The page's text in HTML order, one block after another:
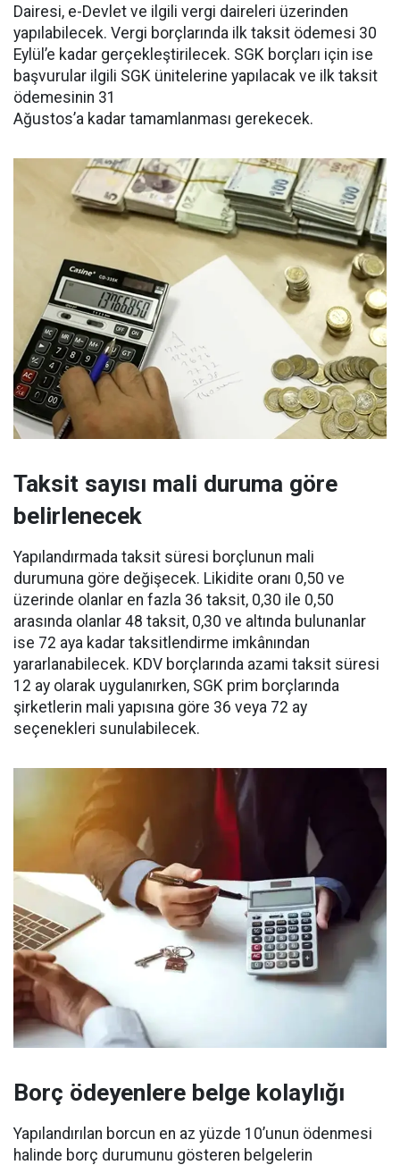
Dairesi, e-Devlet ve ilgili vergi daireleri üzerinden
yapılabilecek. Vergi borçlarında ilk taksit ödemesi 30
Eylül’e kadar gerçekleştirilecek. SGK borçları için ise
başvurular ilgili SGK ünitelerine yapılacak ve ilk taksit
ödemesinin 31
Ağustos’a kadar tamamlanması gerekecek.
Taksit sayısı mali duruma göre
belirlenecek
Yapılandırmada taksit süresi borçlunun mali
durumuna göre değişecek. Likidite oranı 0,50 ve
üzerinde olanlar en fazla 36 taksit, 0,30 ile 0,50
arasında olanlar 48 taksit, 0,30 ve altında bulunanlar
ise 72 aya kadar taksitlendirme imkânından
yararlanabilecek. KDV borçlarında azami taksit süresi
12 ay olarak uygulanırken, SGK prim borçlarında
şirketlerin mali yapısına göre 36 veya 72 ay
seçenekleri sunulabilecek.
Borç ödeyenlere belge kolaylığı
Yapılandırılan borcun en az yüzde 10’unun ödenmesi
halinde borç durumunu gösteren belgelerin